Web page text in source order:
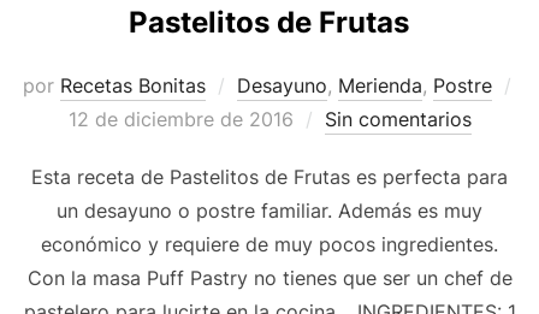
Pastelitos de Frutas
por Recetas Bonitas Desayuno, Merienda, Postre
Publicado
12 de diciembre de 2016 Sin comentarios
Esta receta de Pastelitos de Frutas es perfecta para
un desayuno o postre familiar. Además es muy
económico y requiere de muy pocos ingredientes.
Con la masa Puff Pastry no tienes que ser un chef de